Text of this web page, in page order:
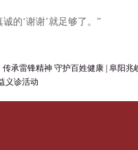
的‘谢谢’就足够了。”
传承雷锋精神 守护百姓健康 | 阜阳兆
义诊活动